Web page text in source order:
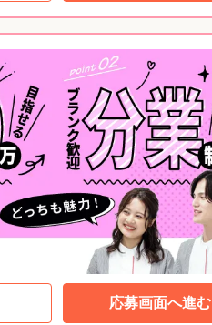
応募画面へ進む